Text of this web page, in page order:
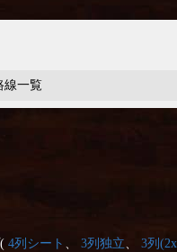
線一覧
4列シート 、 3列独立、 3列